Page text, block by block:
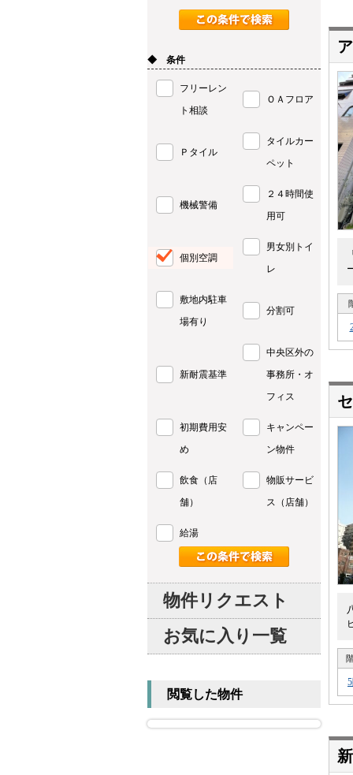
◆ 条件
フリーレン
ト相談
ＯＡフロア
Ｐタイル
タイルカー
ペット
機械警備
２４時間使
用可
個別空調
男女別トイ
レ
敷地内駐車
場有り
分割可
新耐震基準
中央区外の
事務所・オ
フィス
初期費用安
め
キャンペー
ン物件
飲食（店
舗）
物販サービ
ス（店舗）
給湯
物件リクエスト
お気に入り一覧
閲覧した物件